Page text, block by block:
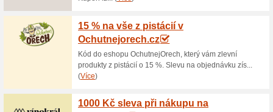
100% fungovalo
Kuchařky plné receptů pro
pro vždy problém co vařit!
stažení zdarma. Více na